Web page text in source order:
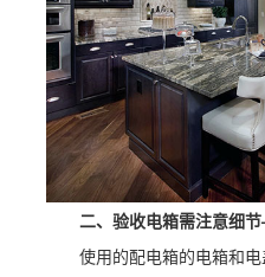
二、验收电箱需注意细
使用的配电箱的电箱和